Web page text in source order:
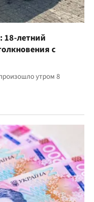
18-летний
с
утром 8